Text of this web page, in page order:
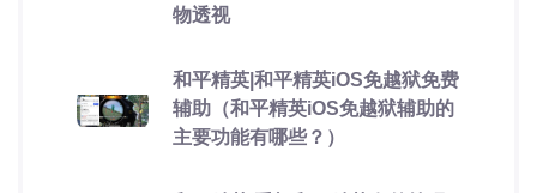
物透视
和平精英|和平精英iOS免越狱免费
辅助（和平精英iOS免越狱辅助的
主要功能有哪些？）